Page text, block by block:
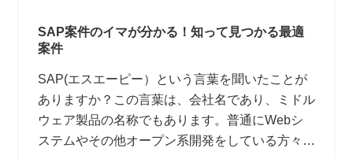
SAP案件のイマが分かる！知って見つかる最適
案件
SAP(エスエーピー）という言葉を聞いたことが
ありますか？この言葉は、会社名であり、ミドル
ウェア製品の名称でもあります。普通にWebシ
ステムやその他オープン系開発をしている方々に